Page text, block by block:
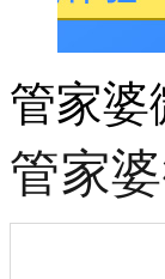
管家婆
管家